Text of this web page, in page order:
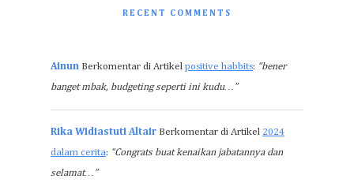
RECENT COMMENTS
Ainun Berkomentar di Artikel positive habbits: “bener
banget mbak, budgeting seperti ini kudu…”
Rika Widiastuti Altair Berkomentar di Artikel 2024
dalam cerita: “Congrats buat kenaikan jabatannya dan
selamat…”